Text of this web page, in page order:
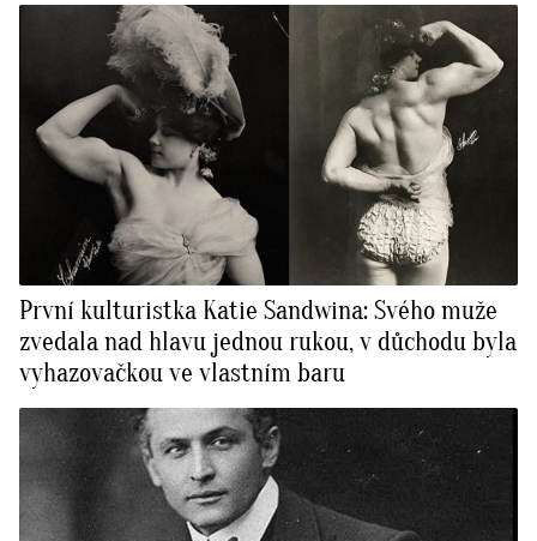
První kulturistka Katie Sandwina: Svého muže
zvedala nad hlavu jednou rukou, v důchodu byla
vyhazovačkou ve vlastním baru